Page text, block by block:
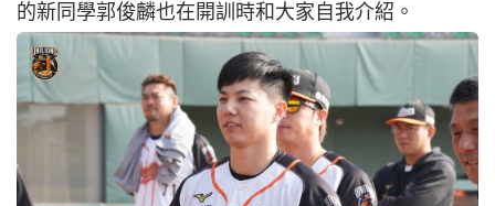
的新同學郭俊麟也在開訓時和大家自我介紹。